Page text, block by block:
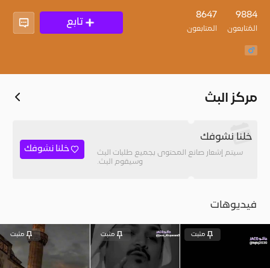
9884
المُتابعون
8647
المتابعون
تابع
مركز البث
خلنا نشوفك
سيتم إشعار صانع المحتوى بجميع طلبات البث
وسيقوم البث.
خلنا نشوفك
فيديوهات
مثبت مثبت مثبت